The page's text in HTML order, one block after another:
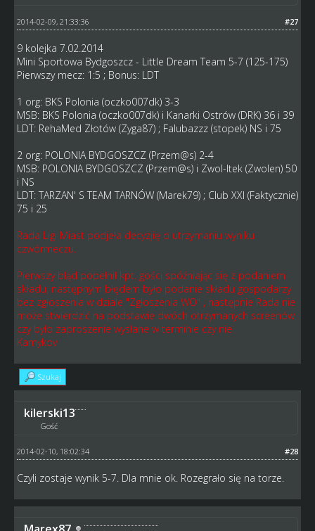
#27
2014-02-09, 21:33:36
9 kolejka 7.02.2014
Mini Sportowa Bydgoszcz - Little Dream Team 5-7 (125-175)
Pierwszy mecz: 1:5 ; Bonus: LDT
1 org: BKS Polonia (oczko007dk) 3-3
MSB: BKS Polonia (oczko007dk) i Kanarki Ostrów (DRK) 36 i 39
LDT: RehaMed Złotów (Zyga87) ; Falubazzz (stopek) NS i 75
2 org: POLONIA BYDGOSZCZ (Przem@s) 2-4
MSB: POLONIA BYDGOSZCZ (Przem@s) i Zwol-ltek (Zwolen) 50
i NS
LDT: TARZAN' S TEAM TARNÓW (Marek79) ; Club XXI (Faktycznie)
75 i 25
Rada Ligi Miast podjeła decyzjię o utrzymaniu wyniku
czwórmeczu.
Pierwszy błąd popełnił kpt. gości spóźniając się z podaniem
składu, następnym błędem było podanie składu gospodarzy
bez zgłoszenia w dziale "Zgłoszenia WO" , następnie Rada nie
może stwierdzić na podstawie dwóch otrzymanych screenów
czy było zaproszenie wysłane w terminie czy nie.
Kamykov
Szukaj
kilerski13
Gość
#28
2014-02-10, 18:02:34
Czyli zostaje wynik 5-7. Dla mnie ok. Rozegrało się na torze.